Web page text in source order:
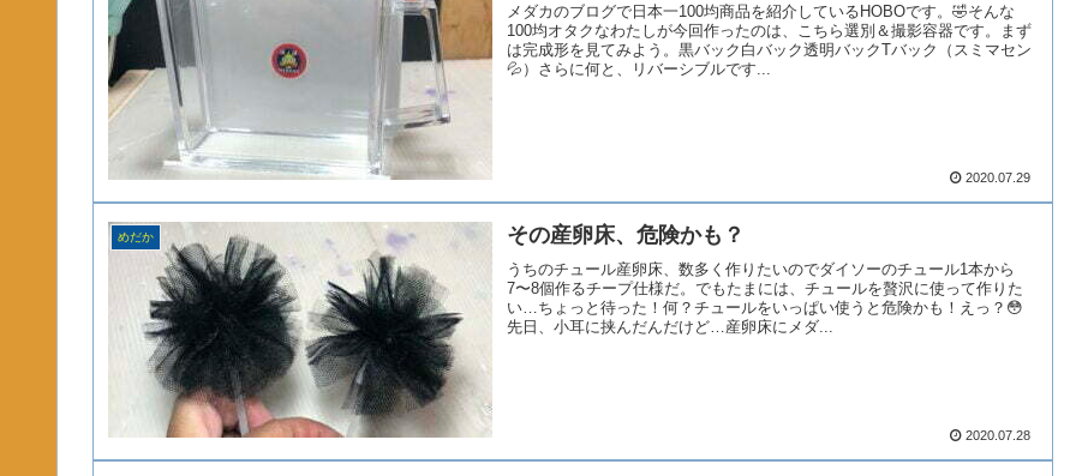
メダカのブログで日本一100均商品を紹介しているHOBOです。🤣そんな
100均オタクなわたしが今回作ったのは、こちら選別＆撮影容器です。まず
は完成形を見てみよう。黒バック白バック透明バックTバック（スミマセン
💦）さらに何と、リバーシブルです...
2020.07.29
めだか その産卵床、危険かも？
うちのチュール産卵床、数多く作りたいのでダイソーのチュール1本から
7〜8個作るチープ仕様だ。でもたまには、チュールを贅沢に使って作りた
い…ちょっと待った！何？チュールをいっぱい使うと危険かも！えっ？😳
先日、小耳に挟んだんだけど…産卵床にメダ...
2020.07.28